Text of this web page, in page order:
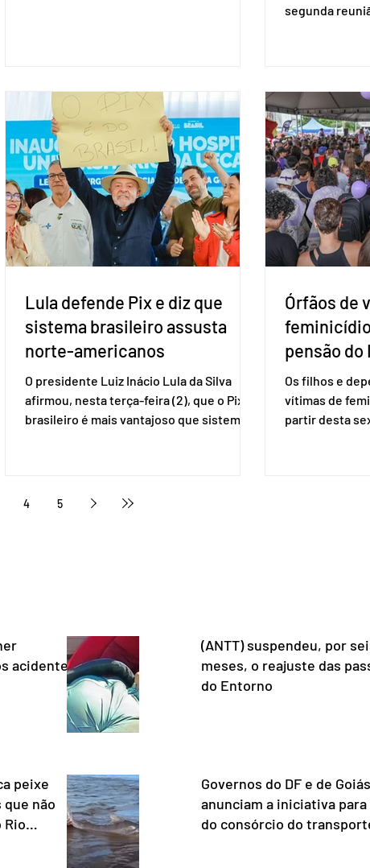
formação de alianças no âmbito local. A
ideia, segundo o partido, é focar na
eleição de governadores e deputados
estaduais, além de fortalecer a bancada
no Congresso Nacional, com senad
segunda
sistema
tribunal, o
TSE e dará
transparência
internacional.
Corte, ministro
voltará a explic
Lula defende Pix e diz que
sistema brasileiro assusta
norte-americanos
O presidente Luiz Inácio Lula da Silva
afirmou, nesta terça-feira (2), que o Pix
brasileiro é mais vantajoso que sistemas
Lula destacou as vantagens da
Órfãos de
pensão do
Os filhos e
vítimas de
partir desta
4 5
acidente
peixe
não
Rio
(ANTT) suspendeu, por
meses, o reajuste das
do Entorno
Governos do DF e de Goiás
anunciam a iniciativa
do consórcio do